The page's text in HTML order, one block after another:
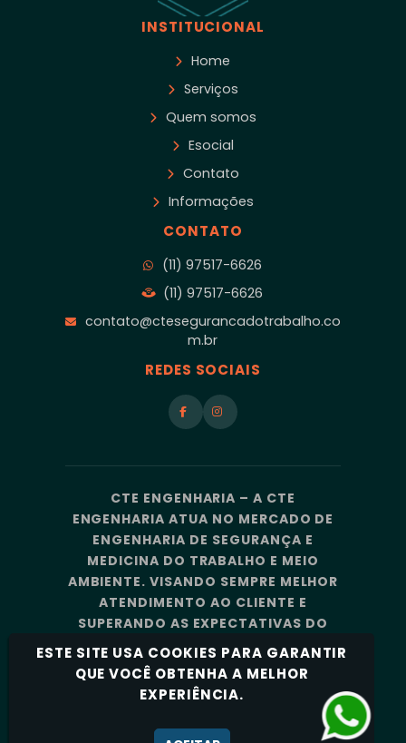
INSTITUCIONAL
Home
Serviços
Quem somos
Esocial
Contato
Informações
CONTATO
(11) 97517-6626
(11) 97517-6626
contato@ctesegurancadotrabalho.co
m.br
REDES SOCIAIS
CTE ENGENHARIA – A CTE
ENGENHARIA ATUA NO MERCADO DE
ENGENHARIA DE SEGURANÇA E
MEDICINA DO TRABALHO E MEIO
AMBIENTE. VISANDO SEMPRE MELHOR
ATENDIMENTO AO CLIENTE E
SUPERANDO AS EXPECTATIVAS DO
MERCADO, A CTE ENGENHARIA
CONTA COM UMA EQUIPE DE
PROFISSIONAIS ALTAMENTE
CAPACITADOS E ESPECIALIZADOS.
Política de Privacidade
ESTE SITE USA COOKIES PARA GARANTIR
QUE VOCÊ OBTENHA A MELHOR
EXPERIÊNCIA.